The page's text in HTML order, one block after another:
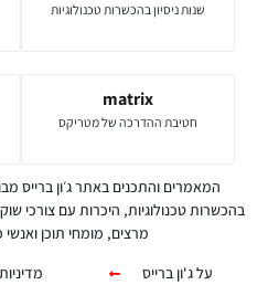
שנות ניסיון בהכשרות טכנולוגיות
matrix
חטיבת ההדרכה של מטריקס
המאמרים והתכנים באתר ג׳ון ברייס
בהכשרות טכנולוגיות, היכרות עם צורכי
מרצים, מומחי תוכן
על ג'ון ברייס